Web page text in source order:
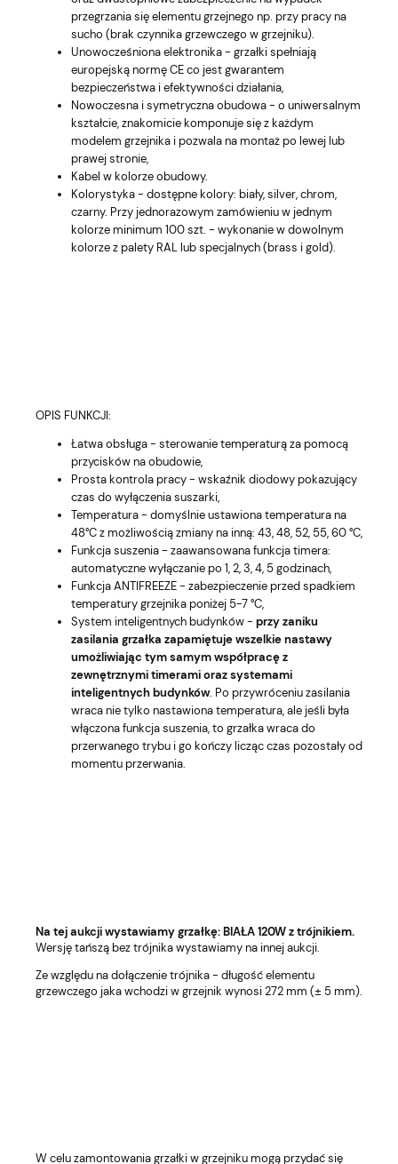
przegrzania się elementu grzejnego np. przy pracy na
sucho (brak czynnika grzewczego w grzejniku).
Unowocześniona elektronika - grzałki spełniają
europejską normę CE co jest gwarantem
bezpieczeństwa i efektywności działania,
Nowoczesna i symetryczna obudowa - o uniwersalnym
kształcie, znakomicie komponuje się z każdym
modelem grzejnika i pozwala na montaż po lewej lub
prawej stronie,
Kabel w kolorze obudowy.
Kolorystyka - dostępne kolory: biały, silver, chrom,
czarny. Przy jednorazowym zamówieniu w jednym
kolorze minimum 100 szt. - wykonanie w dowolnym
kolorze z palety RAL lub specjalnych (brass i gold).
OPIS FUNKCJI:
Łatwa obsługa - sterowanie temperaturą za pomocą
przycisków na obudowie,
Prosta kontrola pracy - wskaźnik diodowy pokazujący
czas do wyłączenia suszarki,
Temperatura - domyślnie ustawiona temperatura na
48°C z możliwością zmiany na inną: 43, 48, 52, 55, 60 °C,
Funkcja suszenia - zaawansowana funkcja timera:
automatyczne wyłączanie po 1, 2, 3, 4, 5 godzinach,
Funkcja ANTIFREEZE - zabezpieczenie przed spadkiem
temperatury grzejnika poniżej 5-7 °C,
System inteligentnych budynków - przy zaniku
zasilania grzałka zapamiętuje wszelkie nastawy
umożliwiając tym samym współpracę z
zewnętrznymi timerami oraz systemami
inteligentnych budynków. Po przywróceniu zasilania
wraca nie tylko nastawiona temperatura, ale jeśli była
włączona funkcja suszenia, to grzałka wraca do
przerwanego trybu i go kończy licząc czas pozostały od
momentu przerwania.
Na tej aukcji wystawiamy grzałkę: BIAŁA 120W z trójnikiem.
Wersję tańszą bez trójnika wystawiamy na innej aukcji.
Ze względu na dołączenie trójnika - długość elementu
grzewczego jaka wchodzi w grzejnik wynosi 272 mm (± 5 mm).
W celu zamontowania grzałki w grzejniku mogą przydać się